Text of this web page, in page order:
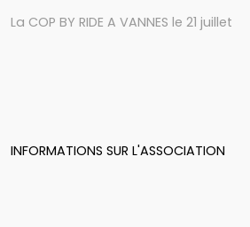
La COP BY RIDE A VANNES le 21 juillet
INFORMATIONS SUR L'ASSOCIATION